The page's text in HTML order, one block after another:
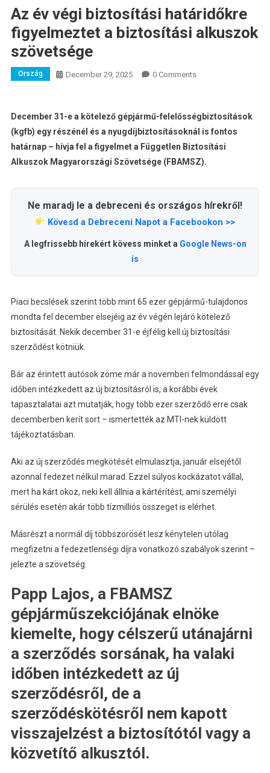
Az év végi biztosítási határidőkre
figyelmeztet a biztosítási alkuszok
szövetsége
Ország December 29, 2025 0 Comments
December 31-e a kötelező gépjármű-felelősségbiztosítások
(kgfb) egy részénél és a nyugdíjbiztosításoknál is fontos
határnap – hívja fel a figyelmet a Független Biztosítási
Alkuszok Magyarországi Szövetsége (FBAMSZ).
Ne maradj le a debreceni és országos hírekről!
Kövesd a Debreceni Napot a Facebookon >>
A legfrissebb hírekért kövess minket a Google News-on
is
Piaci becslések szerint több mint 65 ezer gépjármű-tulajdonos
mondta fel december elsejéig az év végén lejáró kötelező
biztosítását. Nekik december 31-e éjfélig kell új biztosítási
szerződést kötniük.
Bár az érintett autósok zöme már a novemberi felmondással egy
időben intézkedett az új biztosításról is, a korábbi évek
tapasztalatai azt mutatják, hogy több ezer szerződő erre csak
decemberben kerít sort – ismertették az MTI-nek küldött
tájékoztatásban.
Aki az új szerződés megkötését elmulasztja, január elsejétől
azonnal fedezet nélkül marad. Ezzel súlyos kockázatot vállal,
mert ha kárt okoz, neki kell állnia a kártérítést, ami személyi
sérülés esetén akár több tízmilliós összeget is elérhet.
Másrészt a normál díj többszörösét lesz kénytelen utólag
megfizetni a fedezetlenségi díjra vonatkozó szabályok szerint –
jelezte a szövetség.
Papp Lajos, a FBAMSZ
gépjárműszekciójának elnöke
kiemelte, hogy célszerű utánajárni
a szerződés sorsának, ha valaki
időben intézkedett az új
szerződésről, de a
szerződéskötésről nem kapott
visszajelzést a biztosítótól vagy a
közvetítő alkusztól.